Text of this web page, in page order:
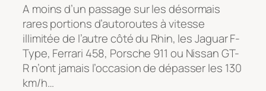
A moins d’un passage sur les désormais
rares portions d’autoroutes à vitesse
illimitée de l’autre côté du Rhin, les Jaguar F-
Type, Ferrari 458, Porsche 911 ou Nissan GT-
R n’ont jamais l’occasion de dépasser les 130
km/h…